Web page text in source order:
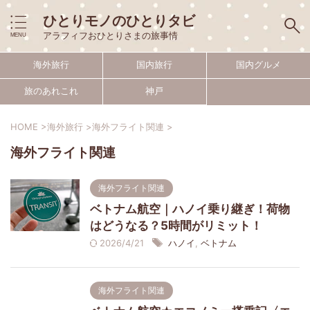
ひとりモノのひとりタビ
アラフィフおひとりさまの旅事情
海外旅行 国内旅行 国内グルメ
旅のあれこれ 神戸
HOME >海外旅行 >海外フライト関連 >
海外フライト関連
海外フライト関連
ベトナム航空｜ハノイ乗り継ぎ！荷物
はどうなる？5時間がリミット！
2026/4/21 ハノイ ベトナム
海外フライト関連